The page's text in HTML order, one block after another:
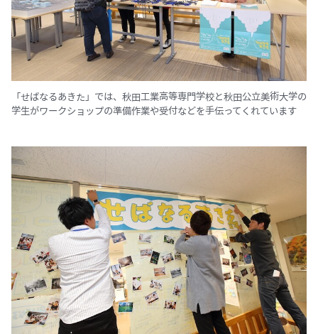
「せばなるあきた」では、秋田工業高等専門学校と秋田公立美術大学の
学生がワークショップの準備作業や受付などを手伝ってくれています